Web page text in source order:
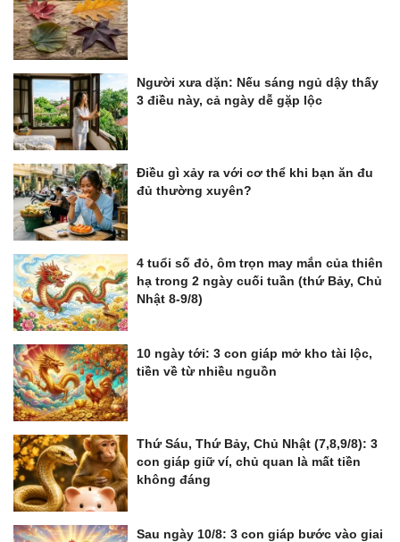
Người xưa dặn: Nếu sáng ngủ dậy thấy
3 điều này, cả ngày dễ gặp lộc
Điều gì xảy ra với cơ thể khi bạn ăn đu
đủ thường xuyên?
4 tuổi số đỏ, ôm trọn may mắn của thiên
hạ trong 2 ngày cuối tuần (thứ Bảy, Chủ
Nhật 8-9/8)
10 ngày tới: 3 con giáp mở kho tài lộc,
tiền về từ nhiều nguồn
Thứ Sáu, Thứ Bảy, Chủ Nhật (7,8,9/8): 3
con giáp giữ ví, chủ quan là mất tiền
không đáng
Sau ngày 10/8: 3 con giáp bước vào giai